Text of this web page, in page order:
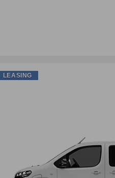
LEASING